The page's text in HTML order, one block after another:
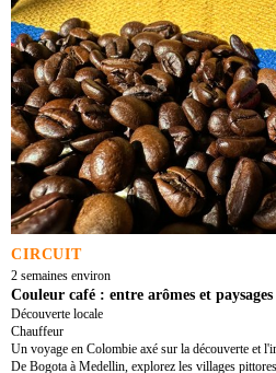
CIRCUIT
2 semaines environ
Couleur café : entre arômes et paysages
Découverte locale
Chauffeur
Un voyage en Colombie axé sur la découverte et
De Bogota à Medellin, explorez les villages